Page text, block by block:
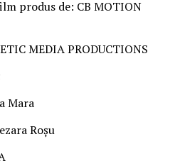
produs de: CB MOTION
MEDIA PRODUCTIONS
Mara
Roșu